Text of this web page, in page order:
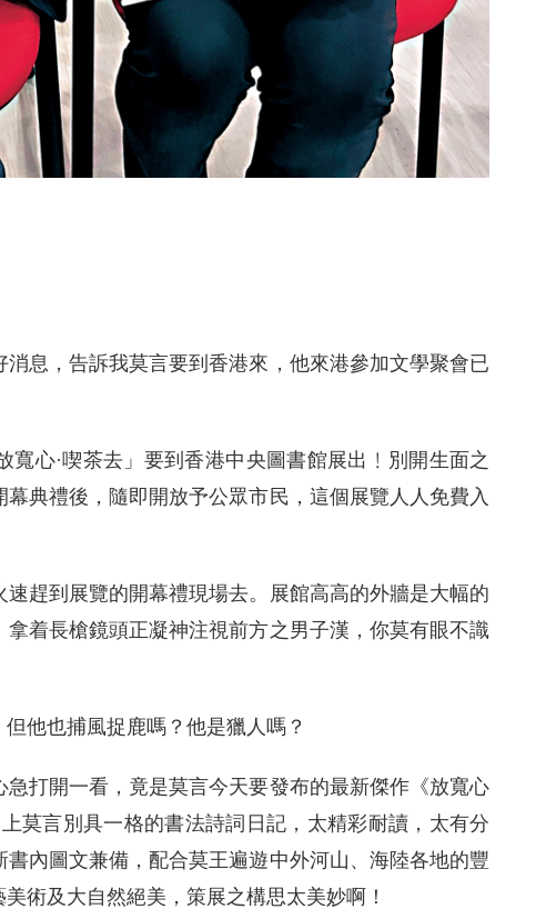
息，告訴我莫言要到香港來，他來港參加文學聚會已
心·喫茶去」要到香港中央圖書館展出﹗別開生面之
典禮後，隨即開放予公眾市民，這個展覽人人免費入
趕到展覽的開幕禮現場去。展館高高的外牆是大幅的
着長槍鏡頭正凝神注視前方之男子漢，你莫有眼不識
他也捕風捉鹿嗎？他是獵人嗎？
打開一看，竟是莫言今天要發布的最新傑作《放寬心
莫言別具一格的書法詩詞日記，太精彩耐讀，太有分
內圖文兼備，配合莫王遍遊中外河山、海陸各地的豐
術及大自然絕美，策展之構思太美妙啊！